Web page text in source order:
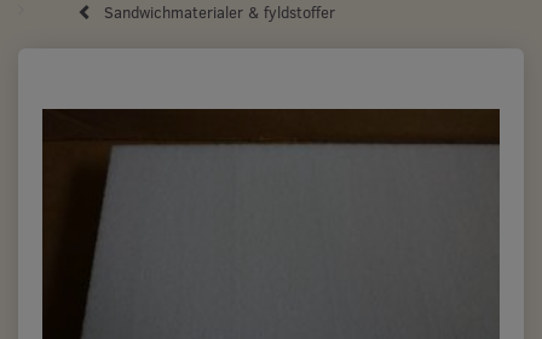
Sandwichmaterialer & fyldstoffer